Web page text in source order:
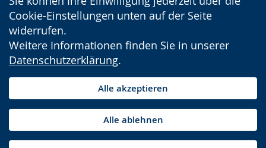
Cookie-Einstellungen unten auf der Seite
widerrufen.
Weitere Informationen finden Sie in unserer
Datenschutzerklärung.
Alle akzeptieren
Alle ablehnen